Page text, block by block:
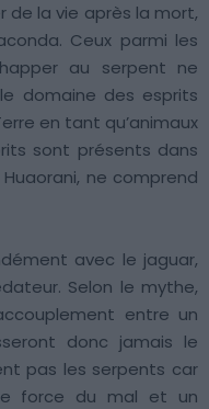
de la vie après la mort,
Ceux parmi les
au serpent ne
domaine des esprits
en tant qu’animaux
sont présents dans
ne comprend
avec le jaguar,
Selon le mythe,
entre un
donc jamais le
pas les serpents car
force du mal et un